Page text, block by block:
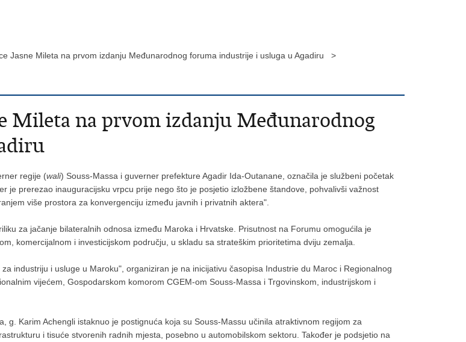
Jasne Mileta na prvom izdanju Međunarodnog foruma industrije i usluga u Agadiru >
Mileta na prvom izdanju Međunarodnog
regije (wali) Souss-Massa i guverner prefekture Agadir Ida-Outanane, označila je službeni početak
je prerezao inauguracijsku vrpcu prije nego što je posjetio izložbene štandove, pohvalivši važnost
više prostora za konvergenciju između javnih i privatnih aktera".
za jačanje bilateralnih odnosa između Maroka i Hrvatske. Prisutnost na Forumu omogućila je
komercijalnom i investicijskom području, u skladu sa strateškim prioritetima dviju zemalja.
industriju i usluge u Maroku", organiziran je na inicijativu časopisa Industrie du Maroc i Regionalnog
vijećem, Gospodarskom komorom CGEM-om Souss-Massa i Trgovinskom, industrijskom i
g. Karim Achengli istaknuo je postignuća koja su Souss-Massu učinila atraktivnom regijom za
i tisuće stvorenih radnih mjesta, posebno u automobilskom sektoru. Također je podsjetio na